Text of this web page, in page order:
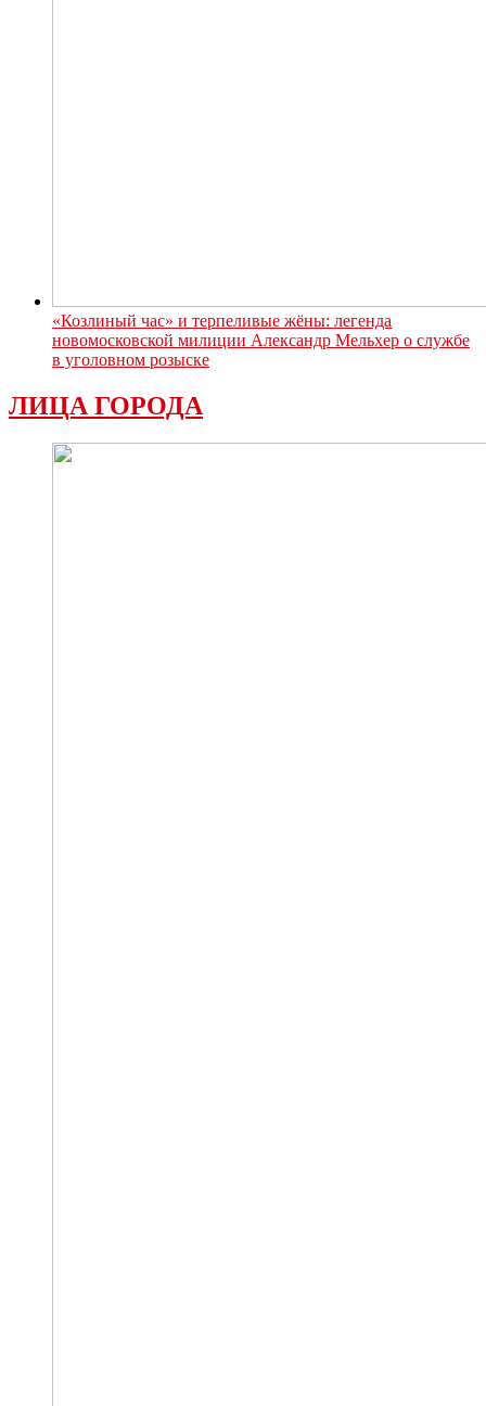
«Козлиный час» и терпеливые жёны: легенда
новомосковской милиции Александр Мельхер о службе
в уголовном розыске
ЛИЦА ГОРОДА